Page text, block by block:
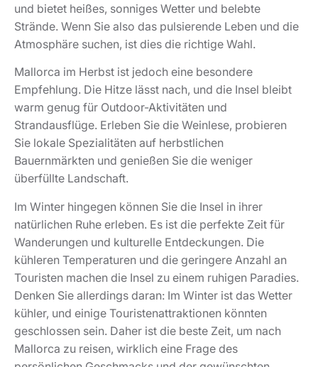
und bietet heißes, sonniges Wetter und belebte
Strände. Wenn Sie also das pulsierende Leben und die
Atmosphäre suchen, ist dies die richtige Wahl.
Mallorca im Herbst ist jedoch eine besondere
Empfehlung. Die Hitze lässt nach, und die Insel bleibt
warm genug für Outdoor-Aktivitäten und
Strandausflüge. Erleben Sie die Weinlese, probieren
Sie lokale Spezialitäten auf herbstlichen
Bauernmärkten und genießen Sie die weniger
überfüllte Landschaft.
Im Winter hingegen können Sie die Insel in ihrer
natürlichen Ruhe erleben. Es ist die perfekte Zeit für
Wanderungen und kulturelle Entdeckungen. Die
kühleren Temperaturen und die geringere Anzahl an
Touristen machen die Insel zu einem ruhigen Paradies.
Denken Sie allerdings daran: Im Winter ist das Wetter
kühler, und einige Touristenattraktionen könnten
geschlossen sein. Daher ist die beste Zeit, um nach
Mallorca zu reisen, wirklich eine Frage des